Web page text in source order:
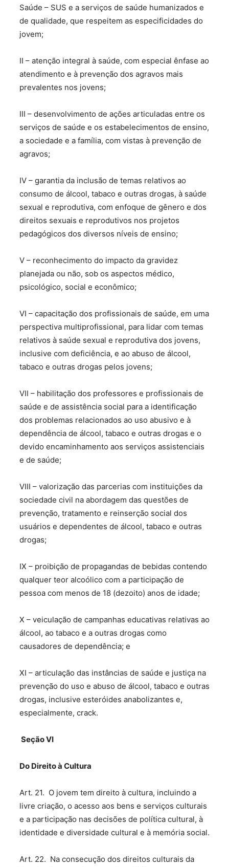
Saúde – SUS e a serviços de saúde humanizados e
de qualidade, que respeitem as especificidades do
jovem;
II – atenção integral à saúde, com especial ênfase ao
atendimento e à prevenção dos agravos mais
prevalentes nos jovens;
III – desenvolvimento de ações articuladas entre os
serviços de saúde e os estabelecimentos de ensino,
a sociedade e a família, com vistas à prevenção de
agravos;
IV – garantia da inclusão de temas relativos ao
consumo de álcool, tabaco e outras drogas, à saúde
sexual e reprodutiva, com enfoque de gênero e dos
direitos sexuais e reprodutivos nos projetos
pedagógicos dos diversos níveis de ensino;
V – reconhecimento do impacto da gravidez
planejada ou não, sob os aspectos médico,
psicológico, social e econômico;
VI – capacitação dos profissionais de saúde, em uma
perspectiva multiprofissional, para lidar com temas
relativos à saúde sexual e reprodutiva dos jovens,
inclusive com deficiência, e ao abuso de álcool,
tabaco e outras drogas pelos jovens;
VII – habilitação dos professores e profissionais de
saúde e de assistência social para a identificação
dos problemas relacionados ao uso abusivo e à
dependência de álcool, tabaco e outras drogas e o
devido encaminhamento aos serviços assistenciais
e de saúde;
VIII – valorização das parcerias com instituições da
sociedade civil na abordagem das questões de
prevenção, tratamento e reinserção social dos
usuários e dependentes de álcool, tabaco e outras
drogas;
IX – proibição de propagandas de bebidas contendo
qualquer teor alcoólico com a participação de
pessoa com menos de 18 (dezoito) anos de idade;
X – veiculação de campanhas educativas relativas ao
álcool, ao tabaco e a outras drogas como
causadores de dependência; e
XI – articulação das instâncias de saúde e justiça na
prevenção do uso e abuso de álcool, tabaco e outras
drogas, inclusive esteróides anabolizantes e,
especialmente, crack.
Seção VI
Do Direito à Cultura
Art. 21. O jovem tem direito à cultura, incluindo a
livre criação, o acesso aos bens e serviços culturais
e a participação nas decisões de política cultural, à
identidade e diversidade cultural e à memória social.
Art. 22. Na consecução dos direitos culturais da